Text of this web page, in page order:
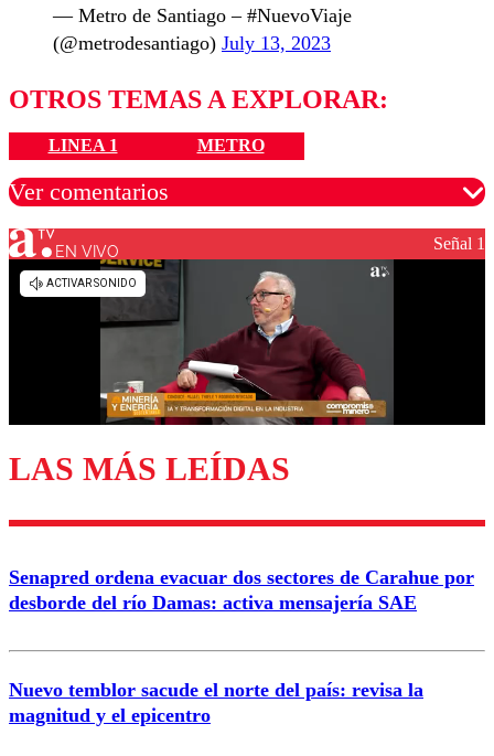
— Metro de Santiago – #NuevoViaje
(@metrodesantiago) July 13, 2023
OTROS TEMAS A EXPLORAR:
LINEA 1 METRO
Ver comentarios
Los comentarios son moderados para garantizar un
diálogo respetuoso.
Enviar comentario
EN VIVO Señal 1
LAS MÁS LEÍDAS
Senapred ordena evacuar dos sectores de Carahue por
desborde del río Damas: activa mensajería SAE
Nuevo temblor sacude el norte del país: revisa la
magnitud y el epicentro